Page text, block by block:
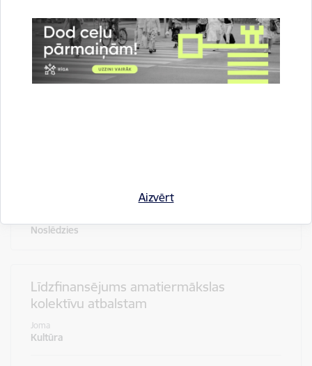
Aizvērt
Līdzfinansējums privātpersonu
organizētajiem kultūras un mākslas
Noslēdzies
Līdzfinansējums amatiermākslas
kolektīvu atbalstam
Joma
Kultūra